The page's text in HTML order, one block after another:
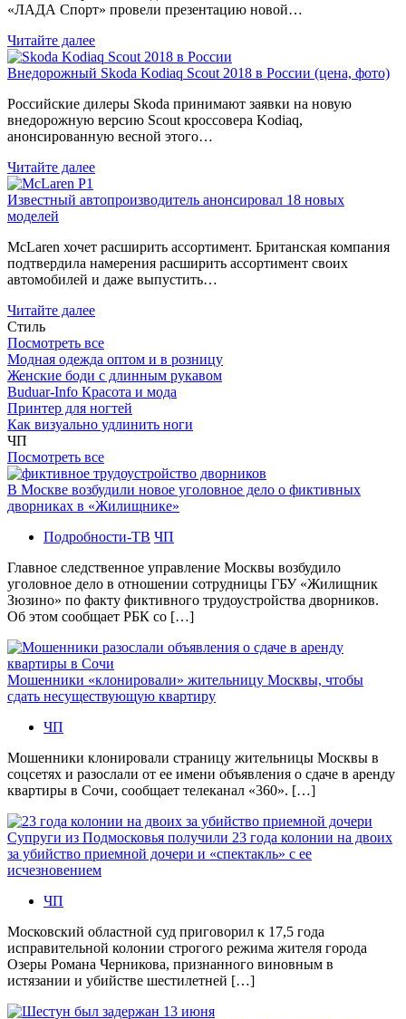
«ЛАДА Спорт» провели презентацию новой…
Читайте далее
Внедорожный Skoda Kodiaq Scout 2018 в России (цена, фото)
Российские дилеры Skoda принимают заявки на новую
внедорожную версию Scout кроссовера Kodiaq,
анонсированную весной этого…
Читайте далее
Известный автопроизводитель анонсировал 18 новых
моделей
McLaren хочет расширить ассортимент. Британская компания
подтвердила намерения расширить ассортимент своих
автомобилей и даже выпустить…
Читайте далее
Стиль
Посмотреть все
Модная одежда оптом и в розницу
Женские боди с длинным рукавом
Buduar-Info Красота и мода
Принтер для ногтей
Как визуально удлинить ноги
ЧП
Посмотреть все
В Москве возбудили новое уголовное дело о фиктивных
дворниках в «Жилищнике»
Подробности-ТВ ЧП
Главное следственное управление Москвы возбудило
уголовное дело в отношении сотрудницы ГБУ «Жилищник
Зюзино» по факту фиктивного трудоустройства дворников.
Об этом сообщает РБК со […]
Мошенники «клонировали» жительницу Москвы, чтобы
сдать несуществующую квартиру
ЧП
Мошенники клонировали страницу жительницы Москвы в
соцсетях и разослали от ее имени объявления о сдаче в аренду
квартиры в Сочи, сообщает телеканал «360». […]
Супруги из Подмосковья получили 23 года колонии на двоих
за убийство приемной дочери и «спектакль» с ее
исчезновением
ЧП
Московский областной суд приговорил к 17,5 года
исправительной колонии строгого режима жителя города
Озеры Романа Черникова, признанного виновным в
истязании и убийстве шестилетней […]